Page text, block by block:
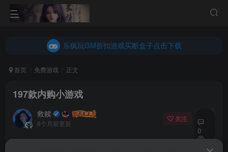
乐疯玩GM折扣游戏买断盒子点击下载
乐疯玩GM折扣游戏买断盒子点击下载
首页 免费游戏 正文
197款内购小游戏
救赎
8个月前更新
关注 私信
0
460